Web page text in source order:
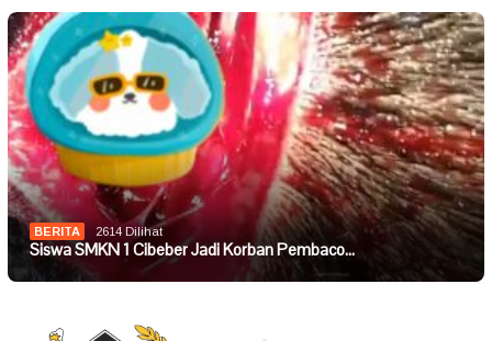
BERITA 2614 Dilihat
Siswa SMKN 1 Cibeber Jadi Korban Pembaco…